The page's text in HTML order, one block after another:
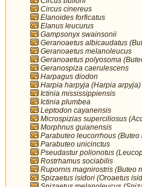
Circus cinereus
Elanoides forficatus
Elanus leucurus
Gampsonyx swainsonii
Geranoaetus albicaudatus
Geranoaetus melanoleucus
Geranoaetus polyosoma
Geranospiza caerulescens
Harpagus diodon
Harpia harpyja (Harpia arpyja)
Ictinia mississippiensis
Ictinia plumbea
Leptodon cayanensis
Microspizias superciliosus
Morphnus guianensis
Parabuteo leucorrhous (Buteo
Parabuteo unicinctus
Pseudastur polionotus
Rostrhamus sociabilis
Rupornis magnirostris (Buteo
Spizaetus isidori (Oroaetus